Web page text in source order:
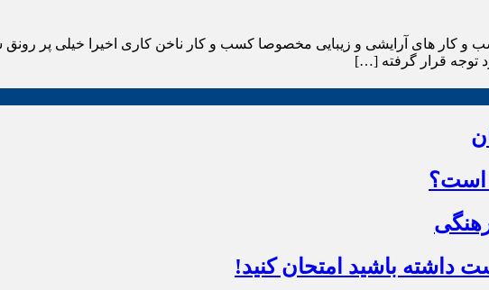
و کار های آرایشی و زیبایی مخصوصا کسب و کار ناخن کاری اخیرا خیلی پر
توجه قرار گرفته […]
است؟
داشته باشید امتحان کنید!